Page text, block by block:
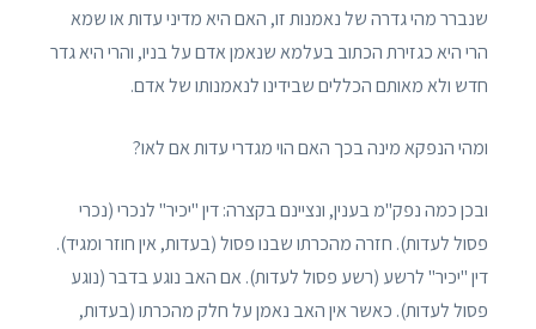
שנברר מהי גדרה של נאמנות זו, האם היא מדיני עדות או שמא
הרי היא כגזירת הכתוב בעלמא שנאמן אדם על בניו, והרי היא גדר
חדש ולא מאותם הכללים שבידינו לנאמנותו של אדם.
ומהי הנפקא מינה בכך האם הוי מגדרי עדות אם לאו?
ובכן כמה נפק"מ בענין, ונציינם בקצרה: דין "יכיר" לנכרי (נכרי
פסול לעדות). חזרה מהכרתו שבנו פסול (בעדות, אין חוזר ומגיד).
דין "יכיר" לרשע (רשע פסול לעדות). אם האב נוגע בדבר (נוגע
פסול לעדות). כאשר אין האב נאמן על חלק מהכרתו (בעדות,